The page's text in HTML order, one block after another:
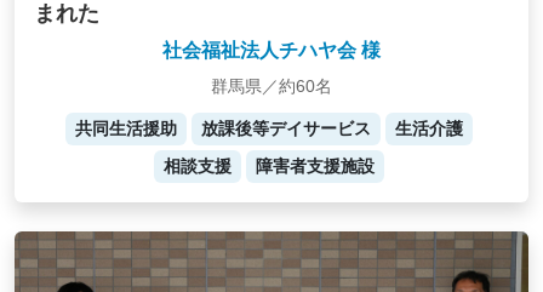
まれた
社会福祉法人チハヤ会 様
群馬県／約60名
共同生活援助 放課後等デイサービス
生活介護
相談支援
障害者支援施設